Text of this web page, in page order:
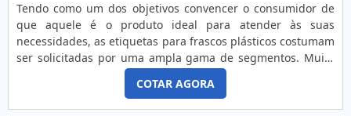
Tendo como um dos objetivos convencer o consumidor de
que aquele é o produto ideal para atender às suas
necessidades, as etiquetas para frascos plásticos costumam
ser solicitadas por uma ampla gama de segmentos. Muito
versáteis, o modelo pode ser encontrado em diferentes
especificações técnicas, tais
como: Cores; Formatos; Tamanhos; Tipologias; Matérias-
COTAR AGORA